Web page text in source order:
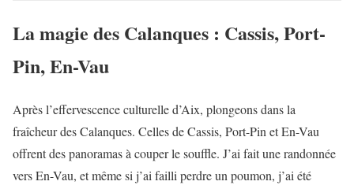
La magie des Calanques : Cassis, Port-
Pin, En-Vau
Après l’effervescence culturelle d’Aix, plongeons dans la
fraîcheur des Calanques. Celles de Cassis, Port-Pin et En-Vau
offrent des panoramas à couper le souffle. J’ai fait une randonnée
vers En-Vau, et même si j’ai failli perdre un poumon, j’ai été